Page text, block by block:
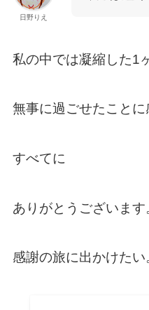
日野りえ
私の中では凝縮した1
無事に過ごせたことに
すべてに
ありがとうございます
感謝の旅に出かけたい